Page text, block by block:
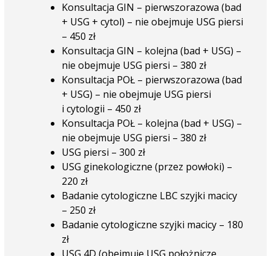
Konsultacja GIN – pierwszorazowa (bad
+ USG + cytol) – nie obejmuje USG piersi
– 450 zł
Konsultacja GIN – kolejna (bad + USG) –
nie obejmuje USG piersi – 380 zł
Konsultacja POŁ – pierwszorazowa (bad
+ USG) – nie obejmuje USG piersi
i cytologii – 450 zł
Konsultacja POŁ – kolejna (bad + USG) –
nie obejmuje USG piersi – 380 zł
USG piersi – 300 zł
USG ginekologiczne (przez powłoki) –
220 zł
Badanie cytologiczne LBC szyjki macicy
– 250 zł
Badanie cytologiczne szyjki macicy – 180
zł